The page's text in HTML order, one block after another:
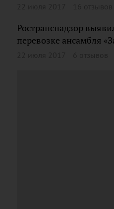
Ространснадзор
перевозке ансамбля